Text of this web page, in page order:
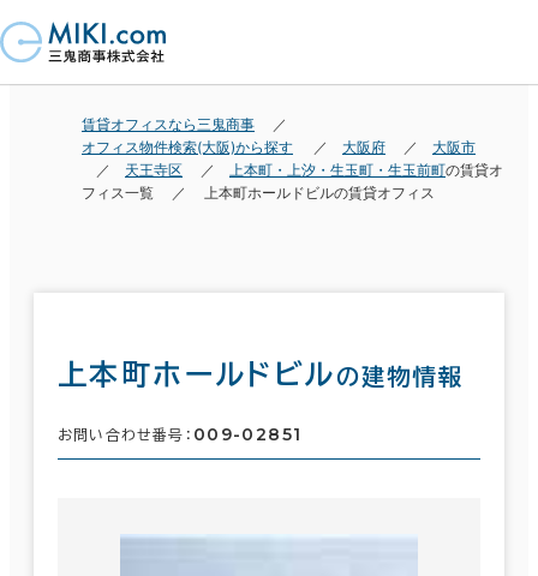
賃貸オフィスなら三鬼商事
オフィス物件検索(大阪)から探す
大阪府
大阪市
天王寺区
上本町・上汐・生玉町・生玉前町の賃貸オ
フィス一覧
上本町ホールドビルの賃貸オフィス
上本町ホールドビルの建物情報
お問い合わせ番号： 009-02851